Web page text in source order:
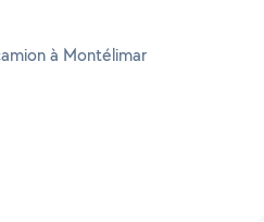
à Montélimar